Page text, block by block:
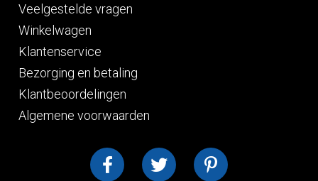
Veelgestelde vragen
Winkelwagen
Klantenservice
Bezorging en betaling
Klantbeoordelingen
Algemene voorwaarden